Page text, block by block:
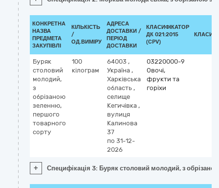
КОНКРЕТНА
НАЗВА
ПРЕДМЕТА
ЗАКУПІВЛІ
КІЛЬКІСТЬ
/
ОД.ВИМІРУ
АДРЕСА
ДОСТАВКИ /
ПЕРІОД
ДОСТАВКИ
КЛАСИФІКАТОР
ДК 021:2015
(CPV)
Буряк
столовий
молодий,
з
обрізаною
зеленню,
першого
товарного
сорту
100
кілограм
64003 ,
Україна ,
Харківська
область ,
селище
Кегичівка ,
вулиця
Калинова
37
по 31-12-
2026
03220000-9
Овочі,
фрукти та
горіхи
+ Специфікація 3: Буряк столовий молодий, з